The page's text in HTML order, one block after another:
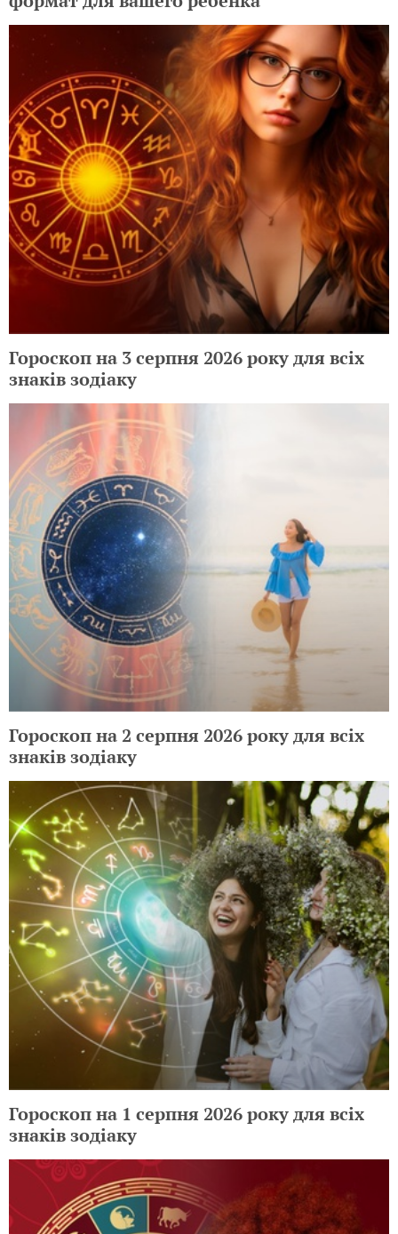
Гороскоп на 3 серпня 2026 року для всіх
знаків зодіаку
Гороскоп на 2 серпня 2026 року для всіх
знаків зодіаку
Гороскоп на 1 серпня 2026 року для всіх
знаків зодіаку